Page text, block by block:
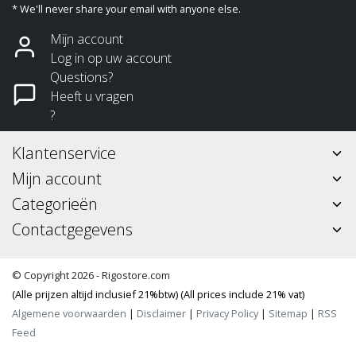
* We'll never share your email with anyone else.
Mijn account
Log in op uw account
Questions?
Heeft u vragen
?
Klantenservice
Mijn account
Categorieën
Contactgegevens
© Copyright 2026 - Rigostore.com
(Alle prijzen altijd inclusief 21%btw) (All prices include 21% vat)
Algemene voorwaarden | Disclaimer | Privacy Policy| Sitemap | RSS
Feed